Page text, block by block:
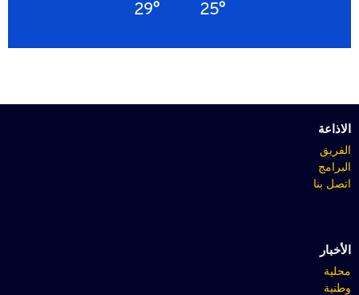
25°
29°
الاذاعة
الفريق
البرامج
اتصل بنا
الأخبار
محلية
وطنية